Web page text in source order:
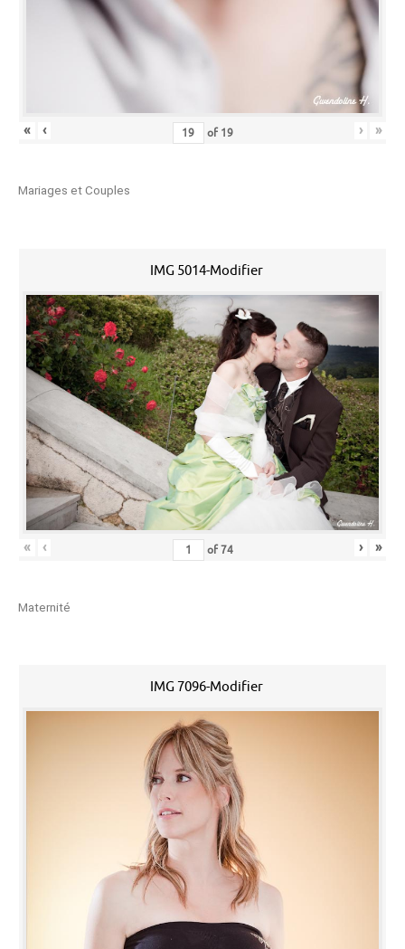
« ‹ of 19 › »
Mariages et Couples
IMG 5014-Modifier
« ‹ of74 › »
Maternité
IMG 7096-Modifier